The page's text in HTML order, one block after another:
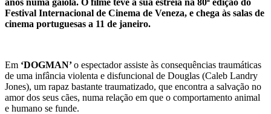
Festival Internacional de Cinema de Veneza, e chega às salas de
cinema portuguesas a 11 de janeiro.
Em ‘DOGMAN’o espectador assiste às consequências traumáticas
de uma infância violenta e disfuncional de Douglas (Caleb Landry
Jones), um rapaz bastante traumatizado, que encontra a salvação no
amor dos seus cães, numa relação em que o comportamento animal
e humano se funde.